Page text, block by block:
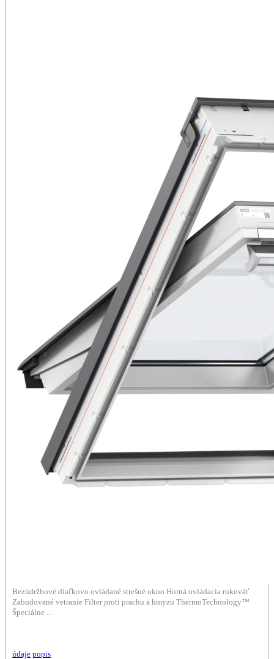
Bezúdržbové diaľkovo ovládané strešné okno Horná ovládacia rukoväť
Zabudované vetranie Filter proti prachu a hmyzu ThermoTechnology™
Špeciálne ...
údaje popis